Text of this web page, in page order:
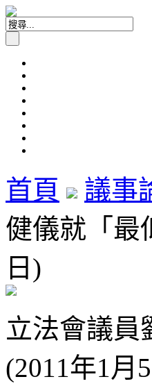
首頁 議事
健儀就「最
日)
立法會議員
(2011年1月